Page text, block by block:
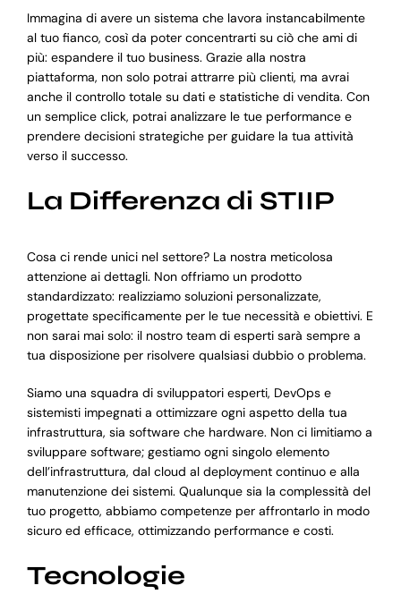
Immagina di avere un sistema che lavora instancabilmente
al tuo fianco, così da poter concentrarti su ciò che ami di
più: espandere il tuo business. Grazie alla nostra
piattaforma, non solo potrai attrarre più clienti, ma avrai
anche il controllo totale su dati e statistiche di vendita. Con
un semplice click, potrai analizzare le tue performance e
prendere decisioni strategiche per guidare la tua attività
verso il successo.
La Differenza di STIIP
Cosa ci rende unici nel settore? La nostra meticolosa
attenzione ai dettagli. Non offriamo un prodotto
standardizzato: realizziamo soluzioni personalizzate,
progettate specificamente per le tue necessità e obiettivi. E
non sarai mai solo: il nostro team di esperti sarà sempre a
tua disposizione per risolvere qualsiasi dubbio o problema.
Siamo una squadra di sviluppatori esperti, DevOps e
sistemisti impegnati a ottimizzare ogni aspetto della tua
infrastruttura, sia software che hardware. Non ci limitiamo a
sviluppare software; gestiamo ogni singolo elemento
dell’infrastruttura, dal cloud al deployment continuo e alla
manutenzione dei sistemi. Qualunque sia la complessità del
tuo progetto, abbiamo competenze per affrontarlo in modo
sicuro ed efficace, ottimizzando performance e costi.
Tecnologie